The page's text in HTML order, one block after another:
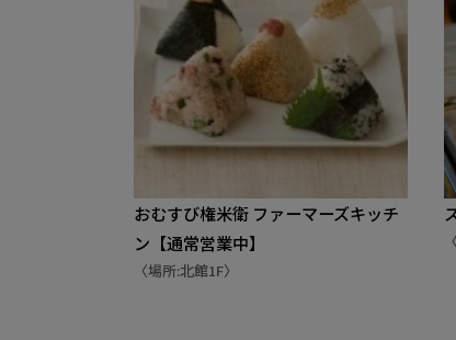
おむすび権米衛 ファーマーズキッチ
ン【通常営業中】
〈場所:北館1F〉